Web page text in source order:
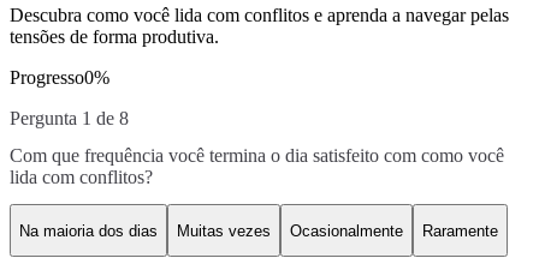
Descubra como você lida com conflitos e aprenda a navegar pelas
tensões de forma produtiva.
Progresso0%
Pergunta 1 de 8
Com que frequência você termina o dia satisfeito com como você
lida com conflitos?
Na maioria dos dias Muitas vezes Ocasionalmente Raramente